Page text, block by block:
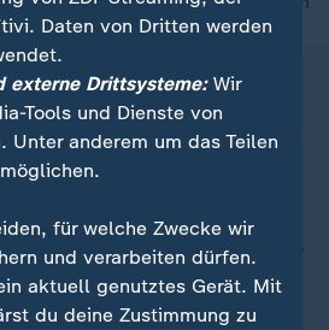
Daten von Dritten werden
externe Drittsysteme:Wir
Tools und Dienste von
Unter anderem um das Teilen
für welche Zwecke wir
und verarbeiten dürfen.
aktuell genutztes Gerät. Mit
du deine Zustimmung zu